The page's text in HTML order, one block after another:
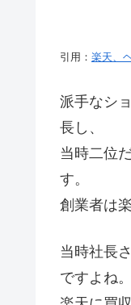
引用： 楽天、
派手なシ
長し、
当時二位
す。
創業者は
当時社長
ですよね。